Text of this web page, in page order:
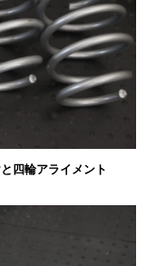
四輪アライメント